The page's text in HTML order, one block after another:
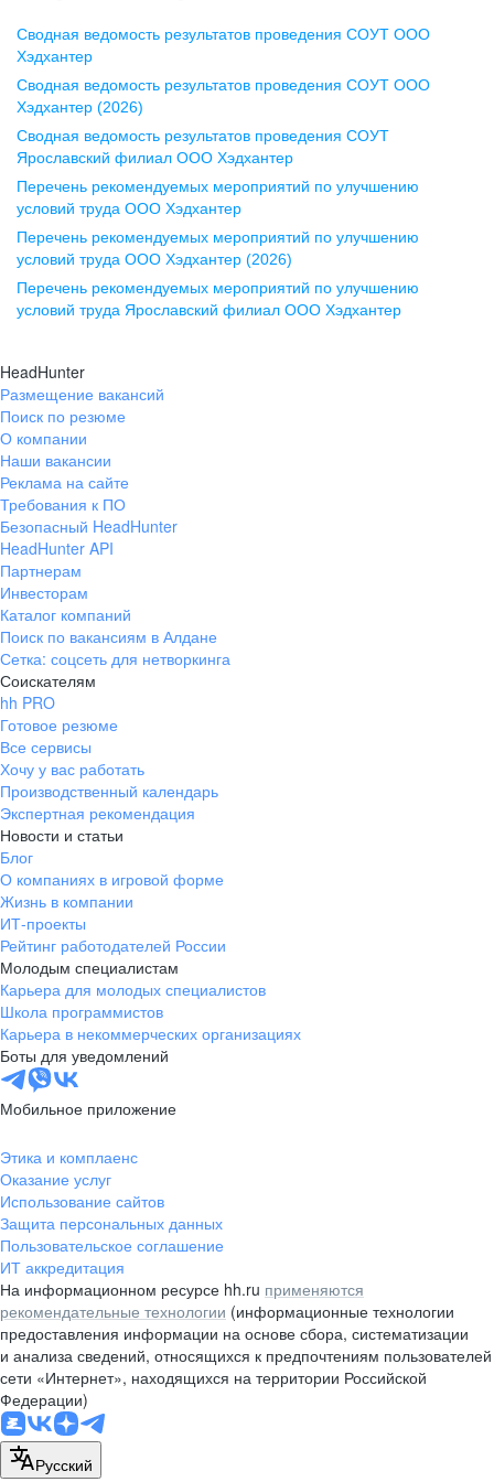
Воронеж
ул. Комиссаржевской, д. 10,
офис 1212
+7 473 280-05-05
pr@vrn.hh.ru
ул. Спартаковская, д. 2А, этаж 3,
помещение 15
+7 843 212-12-50
Екатеринбург
ул. Боевых Дружин, стр. 20,
+7 343 226-79-99
pr@ural.hh.ru
ул. Янковского, д. 169, 7 этаж,
706 каб.
+7 861 205-55-57
pr@krd.hh.ru
Владивосток
пер. Ланинский д. 4, офис 3.4
+7 423 202-33-28
pr@dv.hh.ru
Новосибирск
ул. Большевистская, д. 35,
помещение 21
+7 383 207-94-64
pr@nsk.hh.ru
Минск
пр-т Дзержинского, д. 57,
10 этаж, помещение 45-1
pr@rabota.by
Алматы
пр. Абая, д. 151, БЦ Алатау,
12 этаж, офис 1209
+7 727 232-13-13
pr@headhunter.com.kz
Сводная ведомость результатов проведения СОУТ ООО
Хэдхантер
Сводная ведомость результатов проведения СОУТ ООО
Хэдхантер (2026)
Сводная ведомость результатов проведения СОУТ
Ярославский филиал ООО Хэдхантер
Перечень рекомендуемых мероприятий по улучшению
условий труда ООО Хэдхантер
Перечень рекомендуемых мероприятий по улучшению
условий труда ООО Хэдхантер (2026)
Перечень рекомендуемых мероприятий по улучшению
условий труда Ярославский филиал ООО Хэдхантер
HeadHunter
Размещение вакансий
Поиск по резюме
О компании
Наши вакансии
Реклама на сайте
Требования к ПО
Безопасный HeadHunter
HeadHunter API
Партнерам
Инвесторам
Каталог компаний
Поиск по вакансиям в Алдане
Сетка: соцсеть для нетворкинга
Соискателям
hh PRO
Готовое резюме
Все сервисы
Хочу у вас работать
Производственный календарь
Экспертная рекомендация
Новости и статьи
Блог
О компаниях в игровой форме
Жизнь в компании
ИТ-проекты
Рейтинг работодателей России
Молодым специалистам
Карьера для молодых специалистов
Школа программистов
Карьера в некоммерческих организациях
Боты для уведомлений
Мобильное приложение
Этика и комплаенс
Оказание услуг
Использование сайтов
Защита персональных данных
Пользовательское соглашение
ИТ аккредитация
На информационном ресурсе hh.ru применяются
рекомендательные технологии (информационные технологии
предоставления информации на основе сбора, систематизации
и анализа сведений, относящихся к предпочтениям пользователей
сети «Интернет», находящихся на территории Российской
Федерации)
Русский